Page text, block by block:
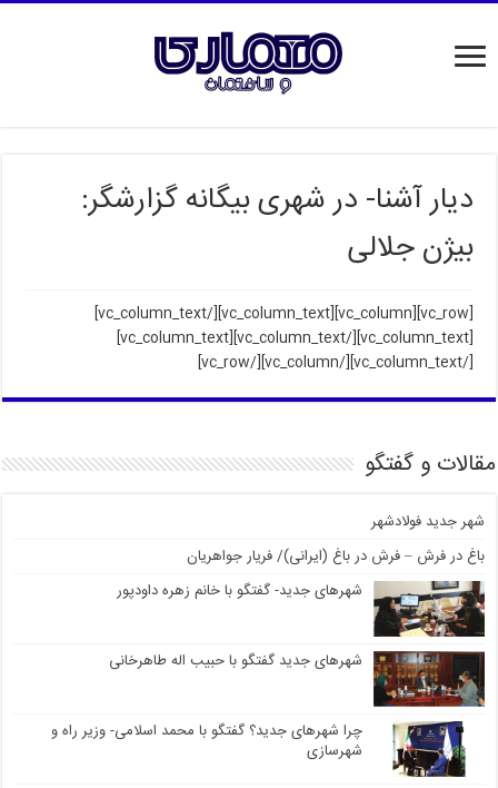
دیار آشنا- در شهری بیگانه گزارشگر:
بیژن جلالی
[vc_row][vc_column][vc_column_text]
[/vc_column_text]
[vc_column_text]
[/vc_column_text][vc_column_text]
[/vc_column_text][/vc_column][/vc_row]
مقالات و گفتگو
شهر جدید فولادشهر
باغ در فرش – فرش در باغ (ایرانی)/ فریار جواهریان
شهرهای جدید- گفتگو با خانم زهره داودپور
شهرهای جدید گفتگو با حبیب اله طاهرخانی
چرا شهرهای جدید؟ گفتگو با محمد اسلامی- وزیر راه و
شهرسازی